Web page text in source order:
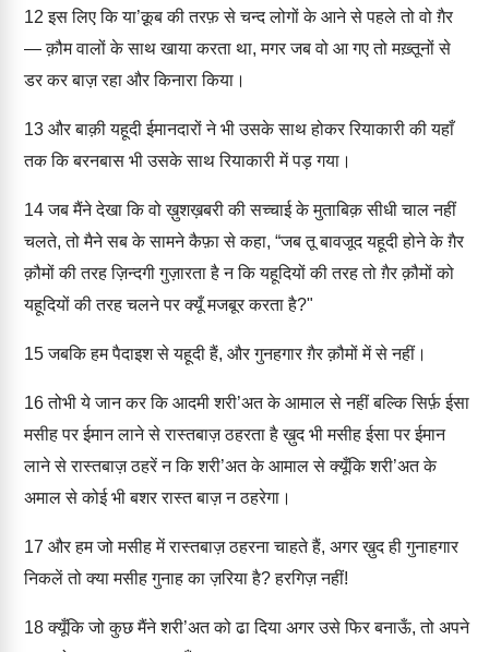
12 इस लिए कि या’क़ूब की तरफ़ से चन्द लोगों के आने से पहले तो वो ग़ैर
— क़ौम वालों के साथ खाया करता था, मगर जब वो आ गए तो मख़्तूनों से
डर कर बाज़ रहा और किनारा किया।
13 और बाक़ी यहूदी ईमानदारों ने भी उसके साथ होकर रियाकारी की यहाँ
तक कि बरनबास भी उसके साथ रियाकारी में पड़ गया।
14जब मैंने देखा कि वो ख़ुशख़बरी की सच्चाई के मुताबिक़ सीधी चाल नहीं
चलते, तो मैने सब के सामने कैफ़ा से कहा, “जब तू बावजूद यहूदी होने के ग़ैर
क़ौमों की तरह ज़िन्दगी गुज़ारता है न कि यहूदियों की तरह तो ग़ैर क़ौमों को
यहूदियों की तरह चलने पर क्यूँ मजबूर करता है?"
15जबकि हम पैदाइश से यहूदी हैं, और गुनहगार ग़ैर क़ौमों में से नहीं।
16तोभी ये जान कर कि आदमी शरी’अत के आमाल से नहीं बल्कि सिर्फ़ ईसा
मसीह पर ईमान लाने से रास्तबाज़ ठहरता है ख़ुद भी मसीह ईसा पर ईमान
लाने से रास्तबाज़ ठहरें न कि शरी’अत के आमाल से क्यूँकि शरी’अत के
अमाल से कोई भी बशर रास्त बाज़ न ठहरेगा।
17 और हम जो मसीह में रास्तबाज़ ठहरना चाहते हैं, अगर ख़ुद ही गुनाहगार
निकलें तो क्या मसीह गुनाह का ज़रिया है? हरगिज़ नहीं!
18क्यूँकि जो कुछ मैंने शरी’अत को ढा दिया अगर उसे फिर बनाऊँ, तो अपने